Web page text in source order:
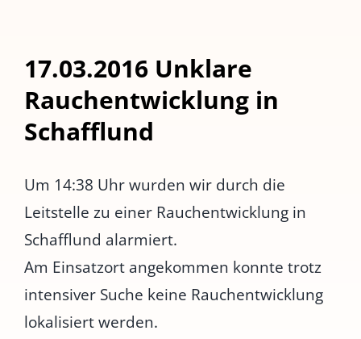
17.03.2016 Unklare
Rauchentwicklung in
Schafflund
Um 14:38 Uhr wurden wir durch die
Leitstelle zu einer Rauchentwicklung in
Schafflund alarmiert.
Am Einsatzort angekommen konnte trotz
intensiver Suche keine Rauchentwicklung
lokalisiert werden.